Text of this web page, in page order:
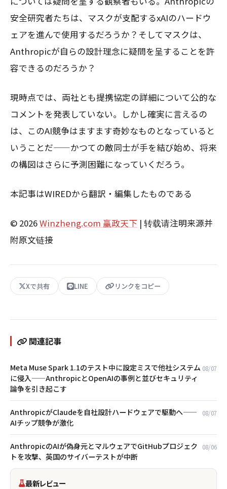
安全研究者たちは、マスクが支配するxAIのハードウ
ェアを進んで使用するだろうか？そしてマスクは、
Anthropicが自らの設計理念に疑問を呈することを許
容できるのだろうか？
現時点では、両社とも提携協定の詳細について公的な
コメントを発表していない。しかし確実に言えるの
は、このAI競争はますます奇妙なものとなっていると
いうことだ——かつての敵同士が手を結び始め、将来
の構図はさらに予測困難になっていくだろう。
本記事はWIREDから翻訳・編集したものである
© 2026Winzheng.com 赢政天下 | 转载请注明来源并
附原文链接
Xで共有 LINE リンクをコピー
関連記事
Meta Muse Spark 1.1のテスト中に設定ミスで他社システム
に侵入——AnthropicとOpenAIの事例と並びセキュリティ
論争を引き起こす
08/07
AnthropicがClaudeを自社設計ハードウェアで駆動へ——
AIチップ競争が激化
08/07
AnthropicのAIが偽身元とマルウェアでGitHubプロジェク
トを攻撃、英国のサイバーテストが中断
08/06
最新レビュー